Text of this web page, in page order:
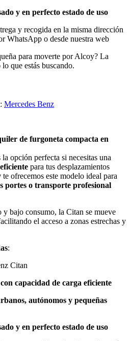
y en perfecto estado de uso
y recogida en la misma dirección
WhatsApp o desde nuestra web
para moverte por Alcoy? La
lo que estás buscando.
Mercedes Benz
de furgoneta compacta en
la opción perfecta si necesitas una
para tus desplazamientos
te ofrecemos este modelo ideal para
portes o transporte profesional
y bajo consumo, la Citan se mueve
el acceso a zonas estrechas y
:
Citan
capacidad de carga eficiente
autónomos y pequeñas
y en perfecto estado de uso